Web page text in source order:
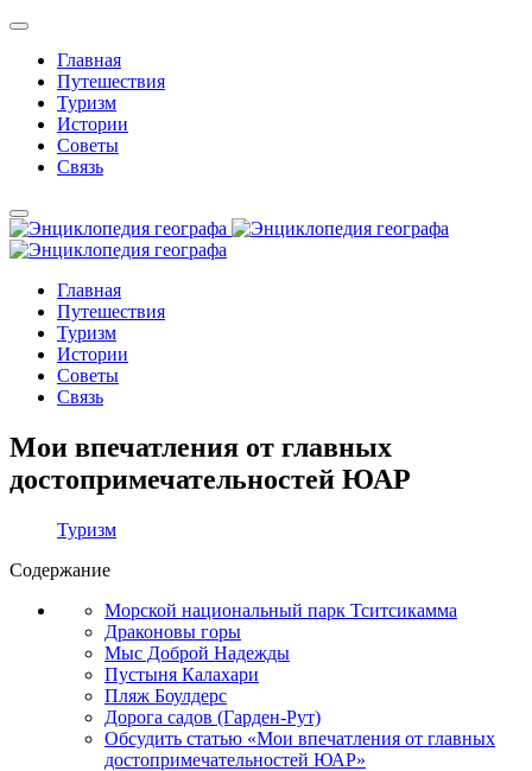
Главная
Путешествия
Туризм
Истории
Советы
Связь
Главная
Путешествия
Туризм
Истории
Советы
Связь
Мои впечатления от главных
достопримечательностей ЮАР
Туризм
Содержание
Морской национальный парк Тситсикамма
Драконовы горы
Мыс Доброй Надежды
Пустыня Калахари
Пляж Боулдерс
Дорога садов (Гарден-Рут)
Обсудить статью «Мои впечатления от главных
достопримечательностей ЮАР»